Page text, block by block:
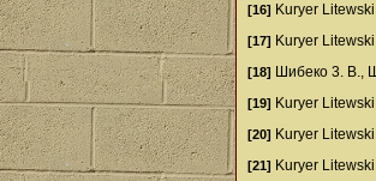
[16] Kuryer
[17] Kuryer
[18] Шибеко 3. В.,
[19] Kuryer
[20] Kuryer
[21] Kuryer